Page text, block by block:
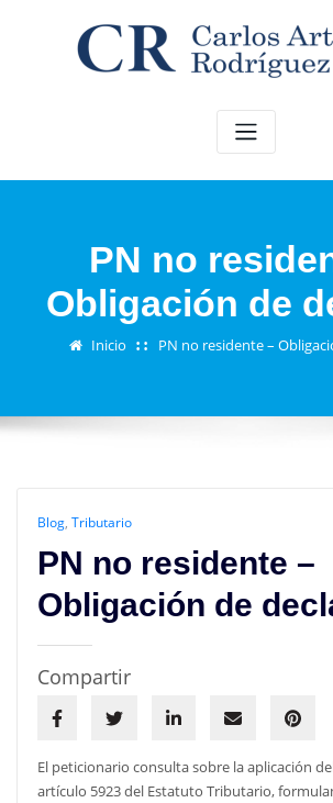
PN no
Obligación de
Inicio PN no residente –
Blog, Tributario
PN no residente –
Obligación de
Compartir
El peticionario consulta sobre la aplicación
artículo 5923 del Estatuto Tributario,